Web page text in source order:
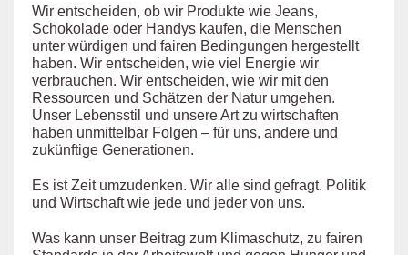
WIRTSCHAFT & BAUEN
Wir entscheiden, ob wir Produkte wie Jeans,
Schokolade oder Handys kaufen, die Menschen
unter würdigen und fairen Bedingungen hergestellt
haben. Wir entscheiden, wie viel Energie wir
verbrauchen. Wir entscheiden, wie wir mit den
Ressourcen und Schätzen der Natur umgehen.
Unser Lebensstil und unsere Art zu wirtschaften
haben unmittelbar Folgen – für uns, andere und
zukünftige Generationen.
Es ist Zeit umzudenken. Wir alle sind gefragt. Politik
und Wirtschaft wie jede und jeder von uns.
Was kann unser Beitrag zum Klimaschutz, zu fairen